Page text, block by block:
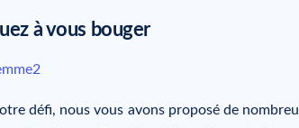
à vous bouger
défi, nous vous avons proposé de